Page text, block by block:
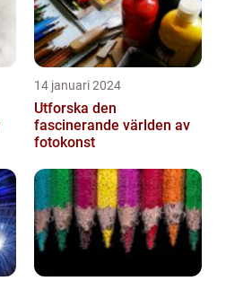
14 januari 2024
Utforska den
fascinerande världen av
fotokonst